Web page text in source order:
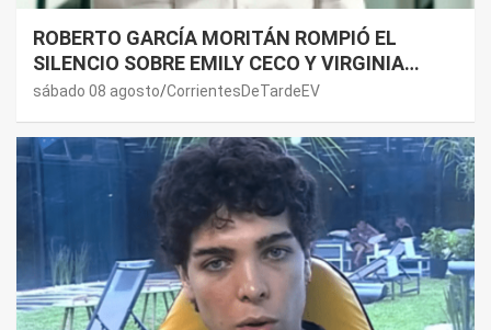
ROBERTO GARCÍA MORITÁN ROMPIÓ EL
SILENCIO SOBRE EMILY CECO Y VIRGINIA
GALLARDO: “DEDÍQUENSE A SUS VIDAS”
sábado 08 agosto CorrientesDeTardeEV